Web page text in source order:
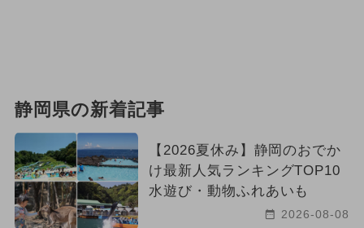
静岡県の新着記事
【2026夏休み】静岡のおでか
け最新人気ランキングTOP10
水遊び・動物ふれあいも
2026-08-08